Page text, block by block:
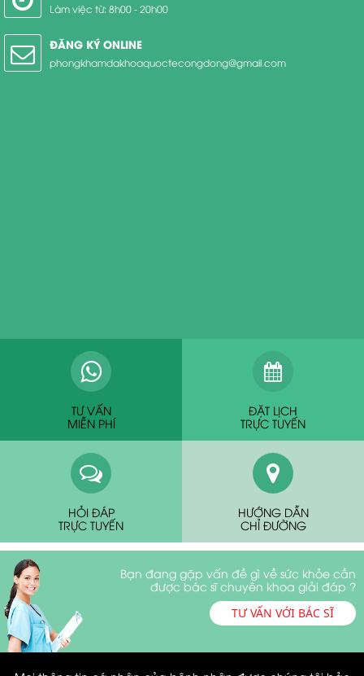
Làm việc từ: 8h00 - 20h00
ĐĂNG KÝ ONLINE
phongkhamdakhoaquoctecongdong@gmail.com
TƯ VẤN
MIỄN PHÍ
ĐẶT LỊCH
TRỰC TUYẾN
HỎI ĐÁP
TRỰC TUYẾN
HƯỚNG DẪN
CHỈ ĐƯỜNG
Bạn đang gặp vấn đề gì về sức khỏe cần
được bác sĩ chuyên khoa giải đáp ?
TƯ VẤN VỚI BÁC SĨ